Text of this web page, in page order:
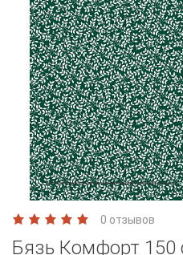
0 отзывов
Бязь Комфорт 150